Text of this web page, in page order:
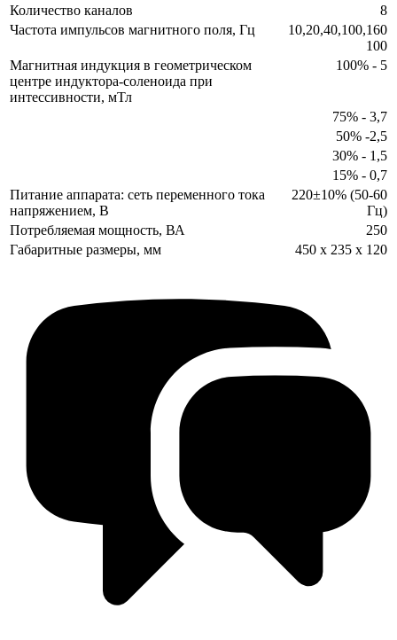
Количество каналов
8
Частота импульсов магнитного поля, Гц
10,20,40,100,160
100
Магнитная индукция в геометрическом
центре индуктора-соленоида при
интессивности, мТл
100% - 5
75% - 3,7
50% -2,5
30% - 1,5
15% - 0,7
Питание аппарата: сеть переменного тока
напряжением, В
220±10% (50-60
Гц)
Потребляемая мощность, ВА
250
Габаритные размеры, мм
450 х 235 х 120